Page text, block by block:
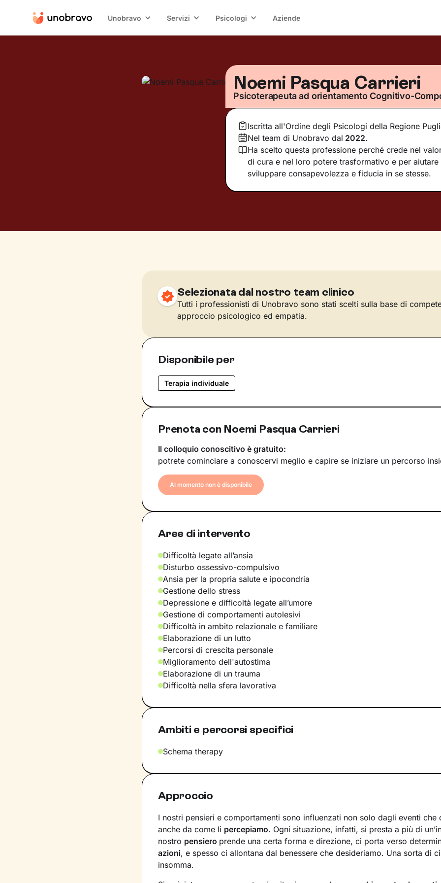
Unobravo Servizi Psicologi Aziende
Noemi Pasqua Carrieri
Psicoterapeuta ad orientamento Cognitivo-
Iscritta all'Ordine degli Psicologi della Regione
Nel team di Unobravo dal 2022.
Ha scelto questa professione perché crede nel
di cura e nel loro potere trasformativo e per aiutare
sviluppare consapevolezza e fiducia in se stesse.
Selezionata dal nostro team clinico
Tutti i professionisti di Unobravo sono stati scelti sulla base di
approccio psicologico ed empatia.
Disponibile per
Terapia individuale
Prenota con Noemi Pasqua Carrieri
Il colloquio conoscitivo è gratuito:
potrete cominciare a conoscervi meglio e capire se iniziare un percorso
Al momento non è disponibile
Aree di intervento
Difficoltà legate all’ansia
Disturbo ossessivo-compulsivo
Ansia per la propria salute e ipocondria
Gestione dello stress
Depressione e difficoltà legate all’umore
Gestione di comportamenti autolesivi
Difficoltà in ambito relazionale e familiare
Elaborazione di un lutto
Percorsi di crescita personale
Miglioramento dell'autostima
Elaborazione di un trauma
Difficoltà nella sfera lavorativa
Ambiti e percorsi specifici
Schema therapy
Approccio
I nostri pensieri e comportamenti sono influenzati non solo dagli eventi che
anche da come li percepiamo. Ogni situazione, infatti, si presta a più di
nostro pensiero prende una certa forma e direzione, ci porta verso
azioni, e spesso ci allontana dal benessere che desideriamo. Una sorta di
insomma.